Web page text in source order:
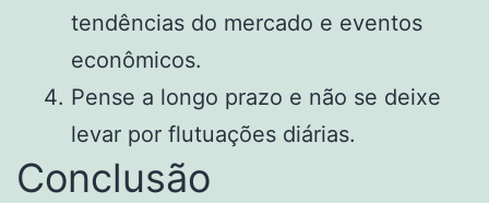
tendências do mercado e eventos
econômicos.
Pense a longo prazo e não se deixe
levar por flutuações diárias.
Conclusão